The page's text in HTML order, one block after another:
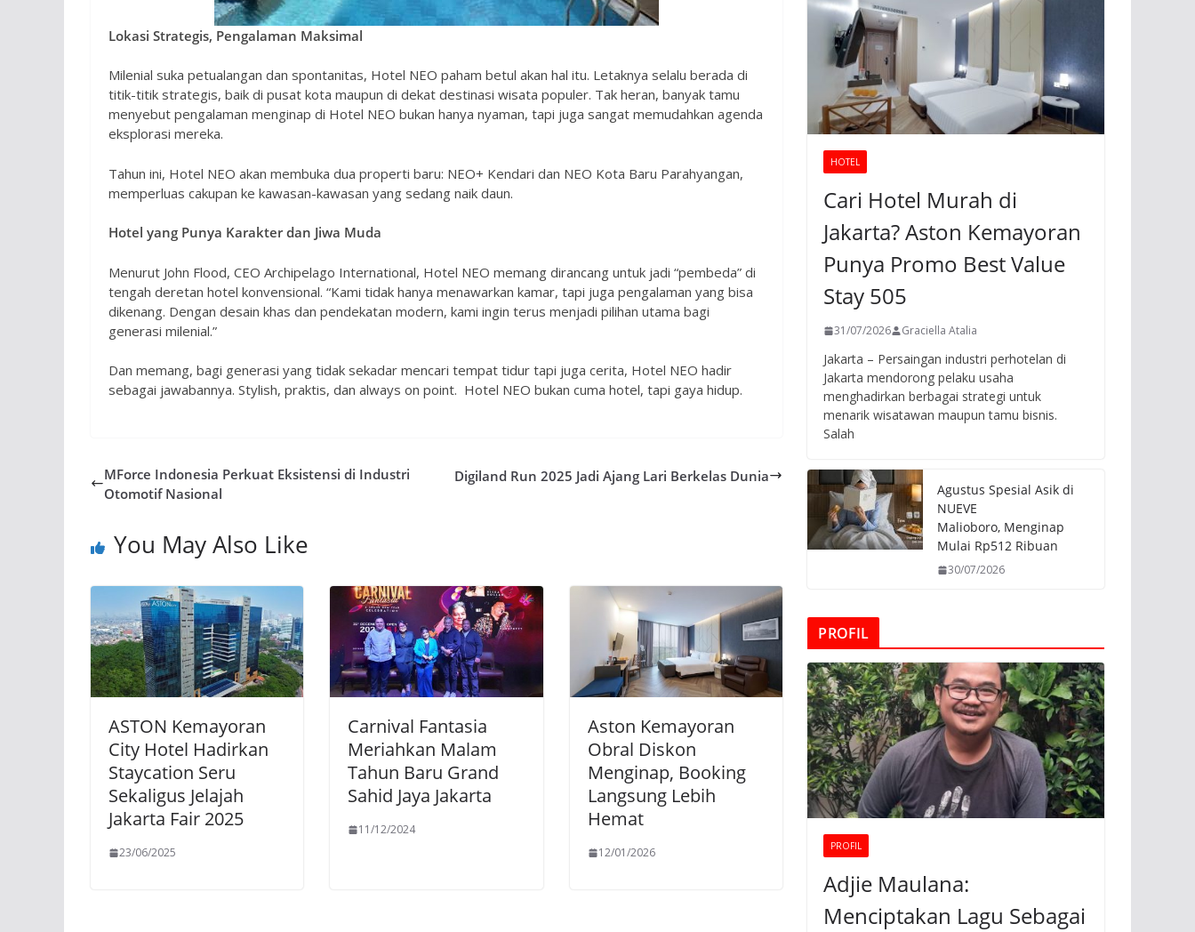
Lokasi Strategis, Pengalaman Maksimal
Milenial suka petualangan dan spontanitas, Hotel NEO paham betul akan hal itu. Letaknya selalu berada di
titik-titik strategis, baik di pusat kota maupun di dekat destinasi wisata populer. Tak heran, banyak tamu
menyebut pengalaman menginap di Hotel NEO bukan hanya nyaman, tapi juga sangat memudahkan agenda
eksplorasi mereka.
Tahun ini, Hotel NEO akan membuka dua properti baru: NEO+ Kendari dan NEO Kota Baru Parahyangan,
memperluas cakupan ke kawasan-kawasan yang sedang naik daun.
Hotel yang Punya Karakter dan Jiwa Muda
Menurut John Flood, CEO Archipelago International, Hotel NEO memang dirancang untuk jadi “pembeda” di
tengah deretan hotel konvensional. “Kami tidak hanya menawarkan kamar, tapi juga pengalaman yang bisa
dikenang. Dengan desain khas dan pendekatan modern, kami ingin terus menjadi pilihan utama bagi
generasi milenial.”
Dan memang, bagi generasi yang tidak sekadar mencari tempat tidur tapi juga cerita, Hotel NEO hadir
sebagai jawabannya. Stylish, praktis, dan always on point. Hotel NEO bukan cuma hotel, tapi gaya hidup.
MForce Indonesia Perkuat Eksistensi di Industri
Otomotif Nasional
Digiland Run 2025 Jadi Ajang Lari Berkelas Dunia
You May Also Like
ASTON Kemayoran
City Hotel Hadirkan
Staycation Seru
Sekaligus Jelajah
Jakarta Fair 2025
23/06/2025
Carnival Fantasia
Meriahkan Malam
Tahun Baru Grand
Sahid Jaya Jakarta
11/12/2024
Aston Kemayoran
Obral Diskon
Menginap, Booking
Langsung Lebih
Hemat
12/01/2026
HOTEL
Cari Hotel Murah di
Jakarta? Aston Kemayoran
Punya Promo Best Value
Stay 505
31/07/2026 Graciella Atalia
Jakarta – Persaingan industri perhotelan di
Jakarta mendorong pelaku usaha
menghadirkan berbagai strategi untuk
menarik wisatawan maupun tamu bisnis.
Salah
Agustus Spesial Asik di
NUEVE
Malioboro, Menginap
Mulai Rp512 Ribuan
30/07/2026
PROFIL
PROFIL
Adjie Maulana:
Menciptakan Lagu Sebagai